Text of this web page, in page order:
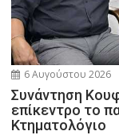
6 Αυγούστου 2026
Συνάντηση
επίκεντρο το
Κτηματολόγιο